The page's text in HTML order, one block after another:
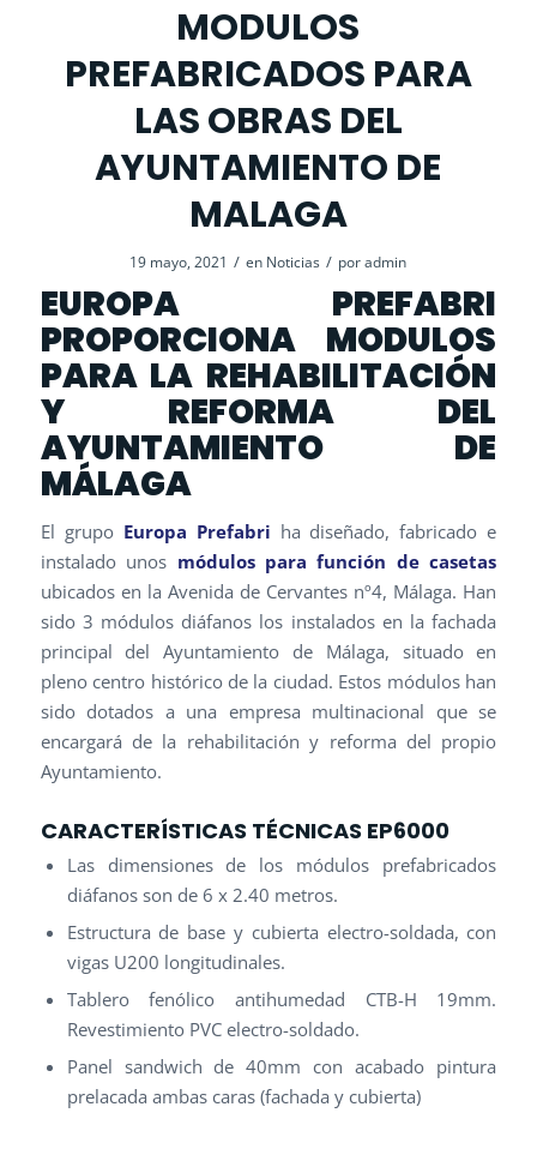
MODULOS
PREFABRICADOS PARA
LAS OBRAS DEL
AYUNTAMIENTO DE
MALAGA
19 mayo, 2021 / en Noticias / poradmin
EUROPA PREFABRI
PROPORCIONA MODULOS
PARA LA REHABILITACIÓN
Y REFORMA DEL
AYUNTAMIENTO DE
MÁLAGA
El grupo Europa Prefabri ha diseñado, fabricado e
instalado unos módulos para función de casetas
ubicados en la Avenida de Cervantes nº4, Málaga. Han
sido 3 módulos diáfanos los instalados en la fachada
principal del Ayuntamiento de Málaga, situado en
pleno centro histórico de la ciudad. Estos módulos han
sido dotados a una empresa multinacional que se
encargará de la rehabilitación y reforma del propio
Ayuntamiento.
CARACTERÍSTICAS TÉCNICAS EP6000
Las dimensiones de los módulos prefabricados
diáfanos son de 6 x 2.40 metros.
Estructura de base y cubierta electro-soldada, con
vigas U200 longitudinales.
Tablero fenólico antihumedad CTB-H 19mm.
Revestimiento PVC electro-soldado.
Panel sandwich de 40mm con acabado pintura
prelacada ambas caras (fachada y cubierta)